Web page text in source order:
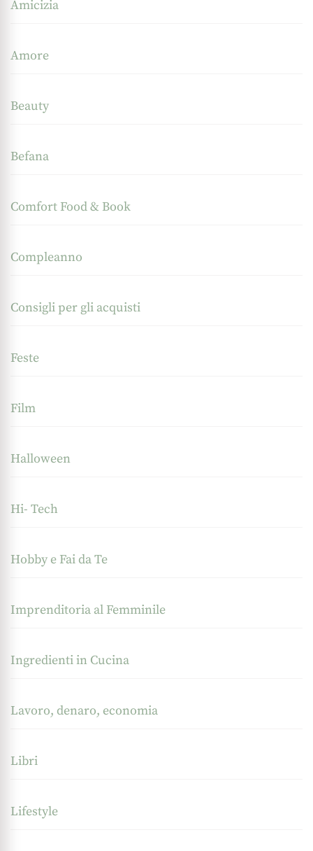
Amicizia
Amore
Beauty
Befana
Comfort Food & Book
Compleanno
Consigli per gli acquisti
Feste
Film
Halloween
Hi- Tech
Hobby e Fai da Te
Imprenditoria al Femminile
Ingredienti in Cucina
Lavoro, denaro, economia
Libri
Lifestyle